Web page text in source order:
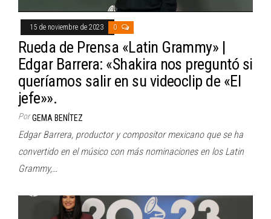
15 de noviembre de 2023 0
Rueda de Prensa «Latin Grammy» |
Edgar Barrera: «Shakira nos preguntó si
queríamos salir en su videoclip de «El
jefe»».
Por GEMA BENÍTEZ
Edgar Barrera, productor y compositor mexicano que se ha
convertido en el músico con más nominaciones en los Latin
Grammy,…